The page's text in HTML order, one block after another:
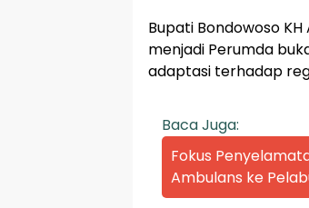
Bupati Bondowoso
menjadi Perumda
adaptasi terhadap
Baca Juga:
Fokus
Ambulans ke